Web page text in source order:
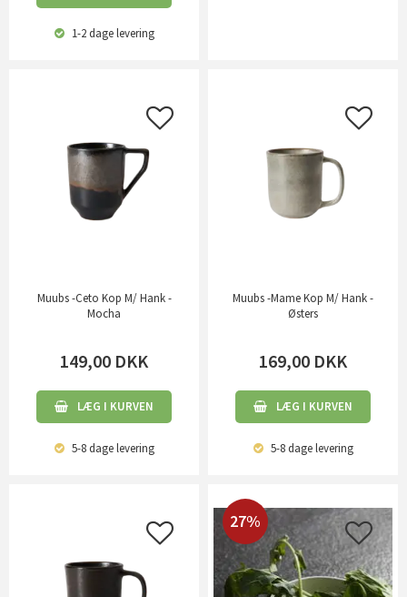
1-2 dagelevering
Muubs -Ceto Kop M/ Hank -
Mocha
149,00 DKK
LÆG I KURVEN
5-8 dagelevering
Muubs -Mame Kop M/ Hank -
Østers
169,00 DKK
LÆG I KURVEN
5-8 dagelevering
27%